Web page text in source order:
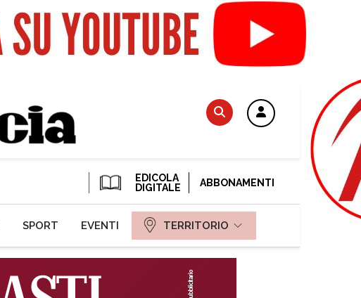
EDICOLA
DIGITALE
ABBONAMENTI
SPORT EVENTI TERRITORIO